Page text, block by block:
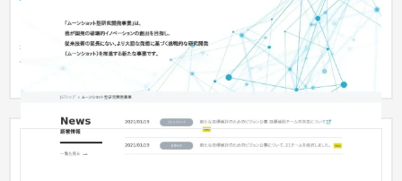
2020年リニューアルをしました。 国立研究開発法人科学技術振
興機構様の事業の紹介サイトです。 ロゴに合わせてシンプルで
分かり...